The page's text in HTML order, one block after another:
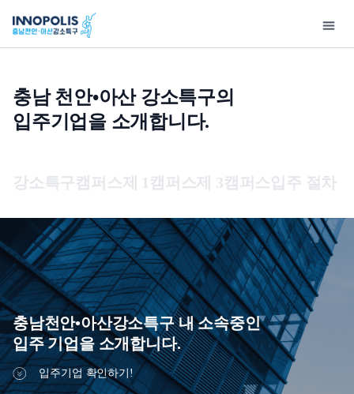
강
구
개
인사말
충남천안•아산강소특구
개요
오시는 길
지
업
개
사업구성총괄도
이노테크 발굴 및
창업지원
이노테크 기업육성사업
연구소기업
기술이전사업화
술
보
우수기술
보유특허
기술영상
기술동향
구
당
특화연구분야
특구보유장비
특구기술자료
객
원
공지사항
사업공고
보
터
기업홍보
홍보자료
보도자료
행사사진
주
내
강
제 1
개
인
정
보
처
리
방
침,
이
충남 천안•아산 강소특구의
입주기업을 소개합니다.
강소특구캠퍼스제 1캠퍼스제 3캠퍼스입주 절차
충남천안•아산강소특구 내 소속중인
입주 기업을 소개합니다.
입주기업 확인하기!